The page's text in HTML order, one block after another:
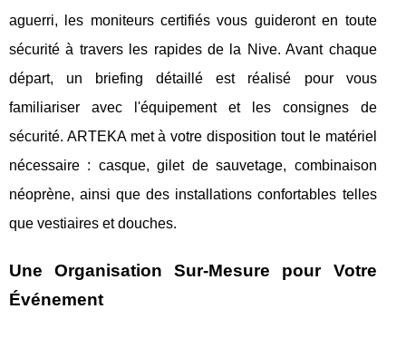
aguerri, les moniteurs certifiés vous guideront en toute
sécurité à travers les rapides de la Nive. Avant chaque
départ, un briefing détaillé est réalisé pour vous
familiariser avec l'équipement et les consignes de
sécurité. ARTEKA met à votre disposition tout le matériel
nécessaire : casque, gilet de sauvetage, combinaison
néoprène, ainsi que des installations confortables telles
que vestiaires et douches.
Une Organisation Sur-Mesure pour Votre
Événement